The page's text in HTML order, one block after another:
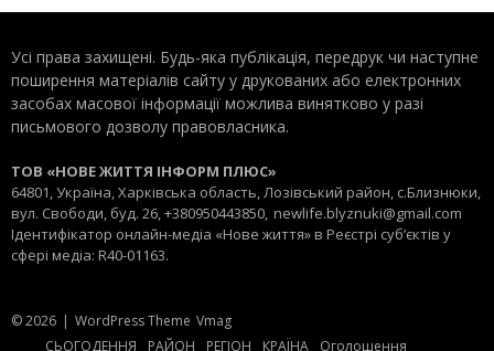
Усі права захищені. Будь-яка публiкацiя, передрук чи наступне
поширення матеріалів сайту у друкованих або електронних
засобах масової інформації можлива винятково у разі
письмового дозволу правовласника.
ТОВ «НОВЕ ЖИТТЯ ІНФОРМ ПЛЮС»
64801, Україна, Харківська область, Лозівський район, с.Близнюки,
вул. Свободи, буд. 26, +380950443850, newlife.blyznuki@gmail.com
Ідентифікатор онлайн-медіа «Нове життя» в Реєстрі суб’єктів у
сфері медіа: R40-01163.
© 2026 | WordPress Theme Vmag
СЬОГОДЕННЯ
РАЙОН РЕГІОН КРАЇНА Оголошення